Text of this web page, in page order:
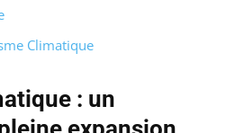
Climatique
: un